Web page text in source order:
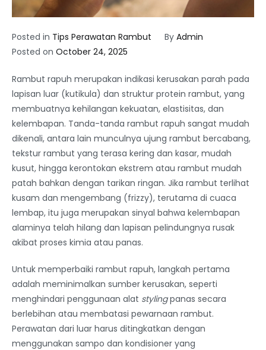
Posted in Tips Perawatan Rambut By Admin
Posted on October 24, 2025
Rambut rapuh merupakan indikasi kerusakan parah pada
lapisan luar (kutikula) dan struktur protein rambut, yang
membuatnya kehilangan kekuatan, elastisitas, dan
kelembapan. Tanda-tanda rambut rapuh sangat mudah
dikenali, antara lain munculnya ujung rambut bercabang,
tekstur rambut yang terasa kering dan kasar, mudah
kusut, hingga kerontokan ekstrem atau rambut mudah
patah bahkan dengan tarikan ringan. Jika rambut terlihat
kusam dan mengembang (frizzy), terutama di cuaca
lembap, itu juga merupakan sinyal bahwa kelembapan
alaminya telah hilang dan lapisan pelindungnya rusak
akibat proses kimia atau panas.
Untuk memperbaiki rambut rapuh, langkah pertama
adalah meminimalkan sumber kerusakan, seperti
menghindari penggunaan alat stylingpanas secara
berlebihan atau membatasi pewarnaan rambut.
Perawatan dari luar harus ditingkatkan dengan
menggunakan sampo dan kondisioner yang